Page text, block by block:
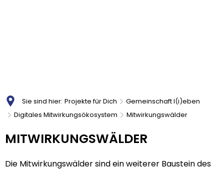
Sie sind hier: Projekte für Dich
Gemeinschaft l(i)eben
Digitales Mitwirkungsökosystem
Mitwirkungswälder
Mitwirkungswälder
MITWIRKUNGSWÄLDER
Die Mitwirkungswälder sind ein weiterer Baustein des